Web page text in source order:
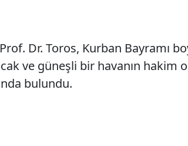
Dr. Toros, Kurban Bayramı
ve güneşli bir havanın hakim
bulundu.